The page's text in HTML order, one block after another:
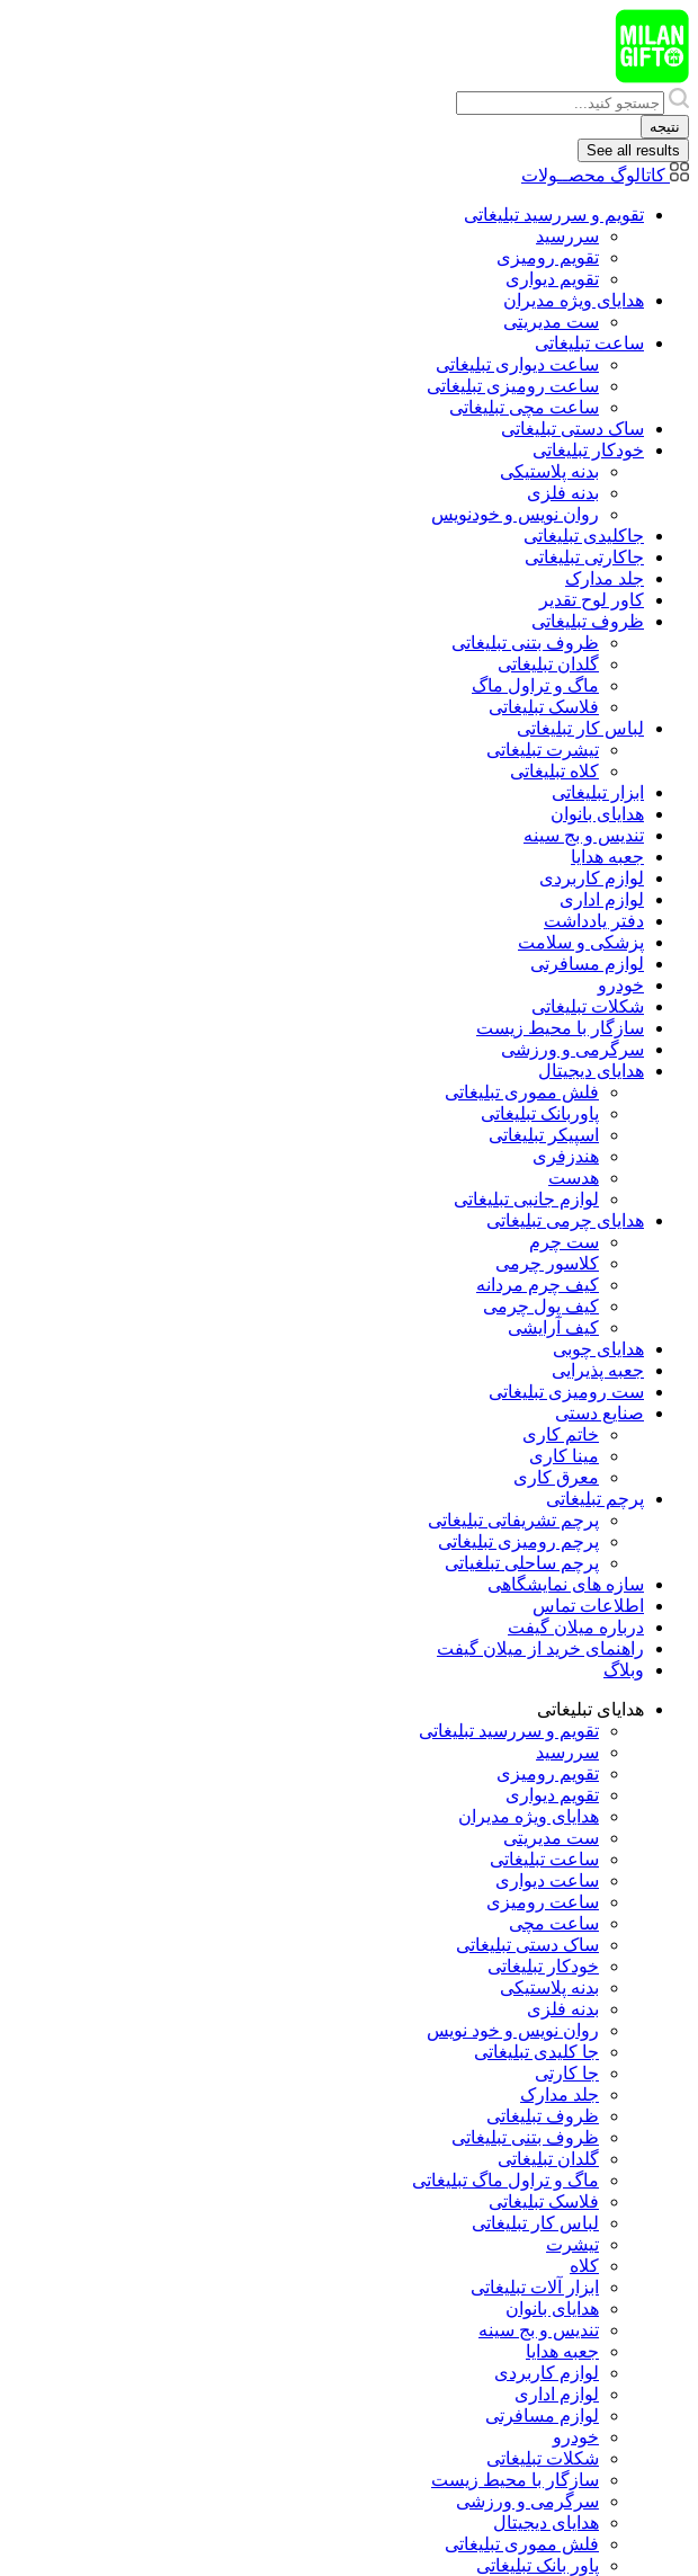
پرش
به
محتوا
Search
...
نتیجه
See all results
کاتالوگ محصــولات
تقویم و سررسید تبلیغاتی
سررسید
تقویم رومیزی
تقویم دیواری
هدایای ويژه مدیران
ست مدیریتی
ساعت تبلیغاتی
ساعت دیواری تبلیغاتی
ساعت رومیزی تبلیغاتی
ساعت مچی تبلیغاتی
ساک دستی تبلیغاتی
خودکار تبلیغاتی
بدنه پلاستیکی
بدنه فلزی
روان نویس و خودنویس
جاکلیدی تبلیغاتی
جاکارتی تبلیغاتی
جلد مدارک
کاور لوح تقدیر
ظروف تبلیغاتی
ظروف بتنی تبلیغاتی
گلدان تبلیغاتی
ماگ و تراول ماگ
فلاسک تبلیغاتی
لباس کار تبلیغاتی
تیشرت تبلیغاتی
کلاه تبلیغاتی
ابزار تبلیغاتی
هدایای بانوان
تندیس و بج سینه
جعبه هدایا
لوازم کاربردی
لوازم اداری
دفتر یادداشت
پزشکی و سلامت
لوازم مسافرتی
خودرو
شکلات تبلیغاتی
سازگار با محیط زیست
سرگرمی و ورزشی
هدایای دیجیتال
فلش مموری تبلیغاتی
پاوربانک تبلیغاتی
اسپیکر تبلیغاتی
هندزفری
هدست
لوازم جانبی تبلیغاتی
هدایای چرمی تبلیغاتی
ست چرم
کلاسور چرمی
کیف چرم مردانه
کیف پول چرمی
کیف آرایشی
هدایای چوبی
جعبه پذیرایی
ست رومیزی تبلیغاتی
صنایع دستی
خاتم کاری
مینا کاری
معرق کاری
پرچم تبلیغاتی
پرچم تشریفاتی تبلیغاتی
پرچم رومیزی تبلیغاتی
پرچم ساحلی تبلغیاتی
سازه های نمایشگاهی
اطلاعات تماس
درباره میلان گیفت
راهنمای خرید از میلان گیفت
وبلاگ
هدایای تبلیغاتی
تقویم و سررسید تبلیغاتی
سررسید
تقویم رومیزی
تقویم دیواری
هدایای ویژه مدیران
ست مدیریتی
ساعت تبلیغاتی
ساعت دیواری
ساعت رومیزی
ساعت مچی
ساک دستی تبلیغاتی
خودکار تبلیغاتی
بدنه پلاستیکی
بدنه فلزی
روان نویس و خود نویس
جا کلیدی تبلیغاتی
جا کارتی
جلد مدارک
ظروف تبلیغاتی
ظروف بتنی تبلیغاتی
گلدان تبلیغاتی
ماگ و تراول ماگ تبلیغاتی
فلاسک تبلیغاتی
لباس کار تبلیغاتی
تیشرت
کلاه
ابزار آلات تبلیغاتی
هدایای بانوان
تندیس و بج سینه
جعبه هدایا
لوازم کاربردی
لوازم اداری
لوازم مسافرتی
خودرو
شکلات تبلیغاتی
سازگار با محیط زیست
سرگرمی و ورزشی
هدایای دیجیتال
فلش مموری تبلیغاتی
پاور بانک تبلیغاتی